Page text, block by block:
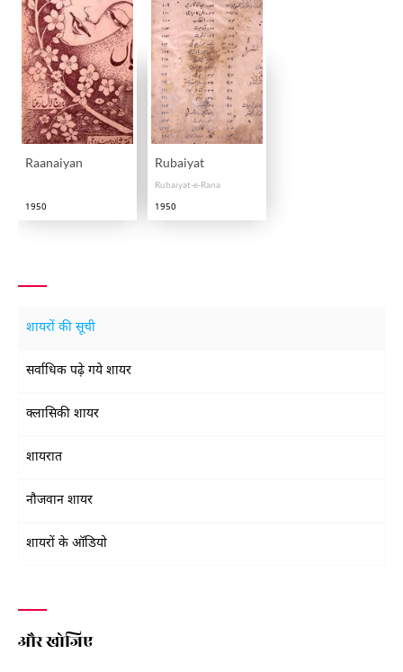
Raanaiyan
1950
Rubaiyat
Rubaiyat-e-Rana
1950
शायरों की सूची
सर्वाधिक पढ़े गये शायर
क्लासिकी शायर
शायरात
नौजवान शायर
शायरों के ऑडियो
और खोजिए